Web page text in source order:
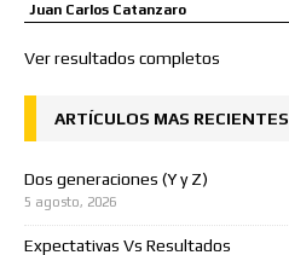
Juan Carlos Catanzaro
Ver resultados completos
ARTÍCULOS MAS RECIENTES
Dos generaciones (Y y Z)
5 agosto, 2026
Expectativas Vs Resultados